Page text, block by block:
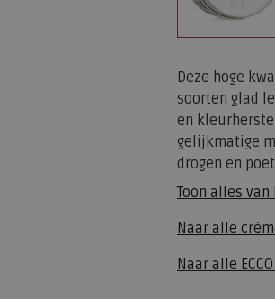
Deze hoge
soorten glad
en
gelijkmatige
drogen en
Toon alles van
Naar alle
Naar alle